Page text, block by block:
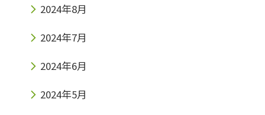
2024年8月
2024年7月
2024年6月
2024年5月